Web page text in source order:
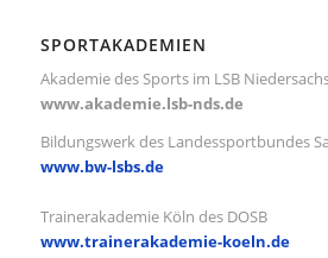
SPORTAKADEMIEN
Akademie des Sports im LSB
www.akademie.lsb-nds.de
Bildungswerk des Landessportbundes
www.bw-lsbs.de
Trainerakademie Köln des DOSB
www.trainerakademie-koeln.de